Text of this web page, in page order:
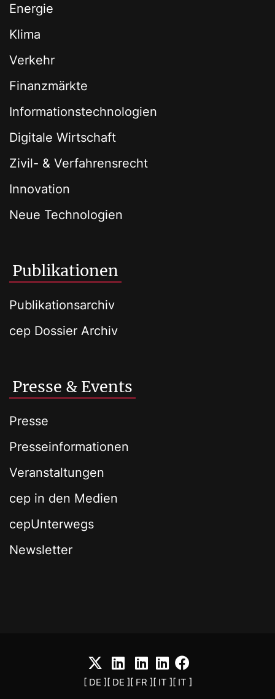
Energie
Klima
Verkehr
Finanzmärkte
Informationstechnologien
Digitale Wirtschaft
Zivil- & Verfahrensrecht
Innovation
Neue Technologien
Publikationen
Publikationsarchiv
cep Dossier Archiv
Presse & Events
Presse
Presseinformationen
Veranstaltungen
cep in den Medien
cepUnterwegs
Newsletter
[ DE ][ DE ][ FR ][ IT ][ IT ]